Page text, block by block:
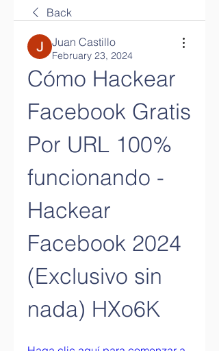
Back
Juan Castillo
February 23, 2024
Cómo Hackear
Facebook Gratis
Por URL 100%
funcionando -
Hackear
Facebook 2024
(Exclusivo sin
nada) HXo6K